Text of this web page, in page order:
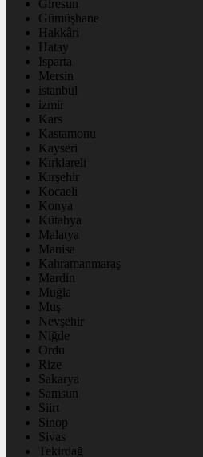
Giresun
Gümüşhane
Hakkâri
Hatay
Isparta
Mersin
istanbul
izmir
Kars
Kastamonu
Kayseri
Kırklareli
Kırşehir
Kocaeli
Konya
Kütahya
Malatya
Manisa
Kahramanmaraş
Mardin
Muğla
Muş
Nevşehir
Niğde
Ordu
Rize
Sakarya
Samsun
Siirt
Sinop
Sivas
Tekirdağ